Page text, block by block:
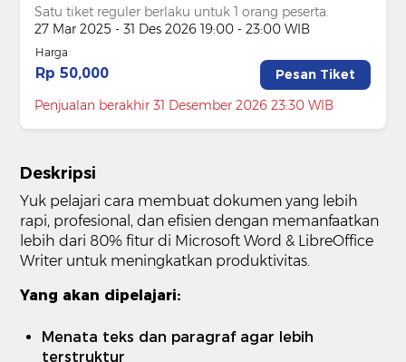
Satu tiket reguler berlaku untuk 1 orang peserta.
27 Mar 2025 - 31 Des 2026 19:00 - 23:00 WIB
Harga
Rp 50,000
Pesan Tiket
Penjualan berakhir 31 Desember 2026 23:30 WIB
Deskripsi
Yuk pelajari cara membuat dokumen yang lebih
rapi, profesional, dan efisien dengan memanfaatkan
lebih dari 80% fitur di Microsoft Word & LibreOffice
Writer untuk meningkatkan produktivitas.
Yang akan dipelajari:
Menata teks dan paragraf agar lebih
terstruktur